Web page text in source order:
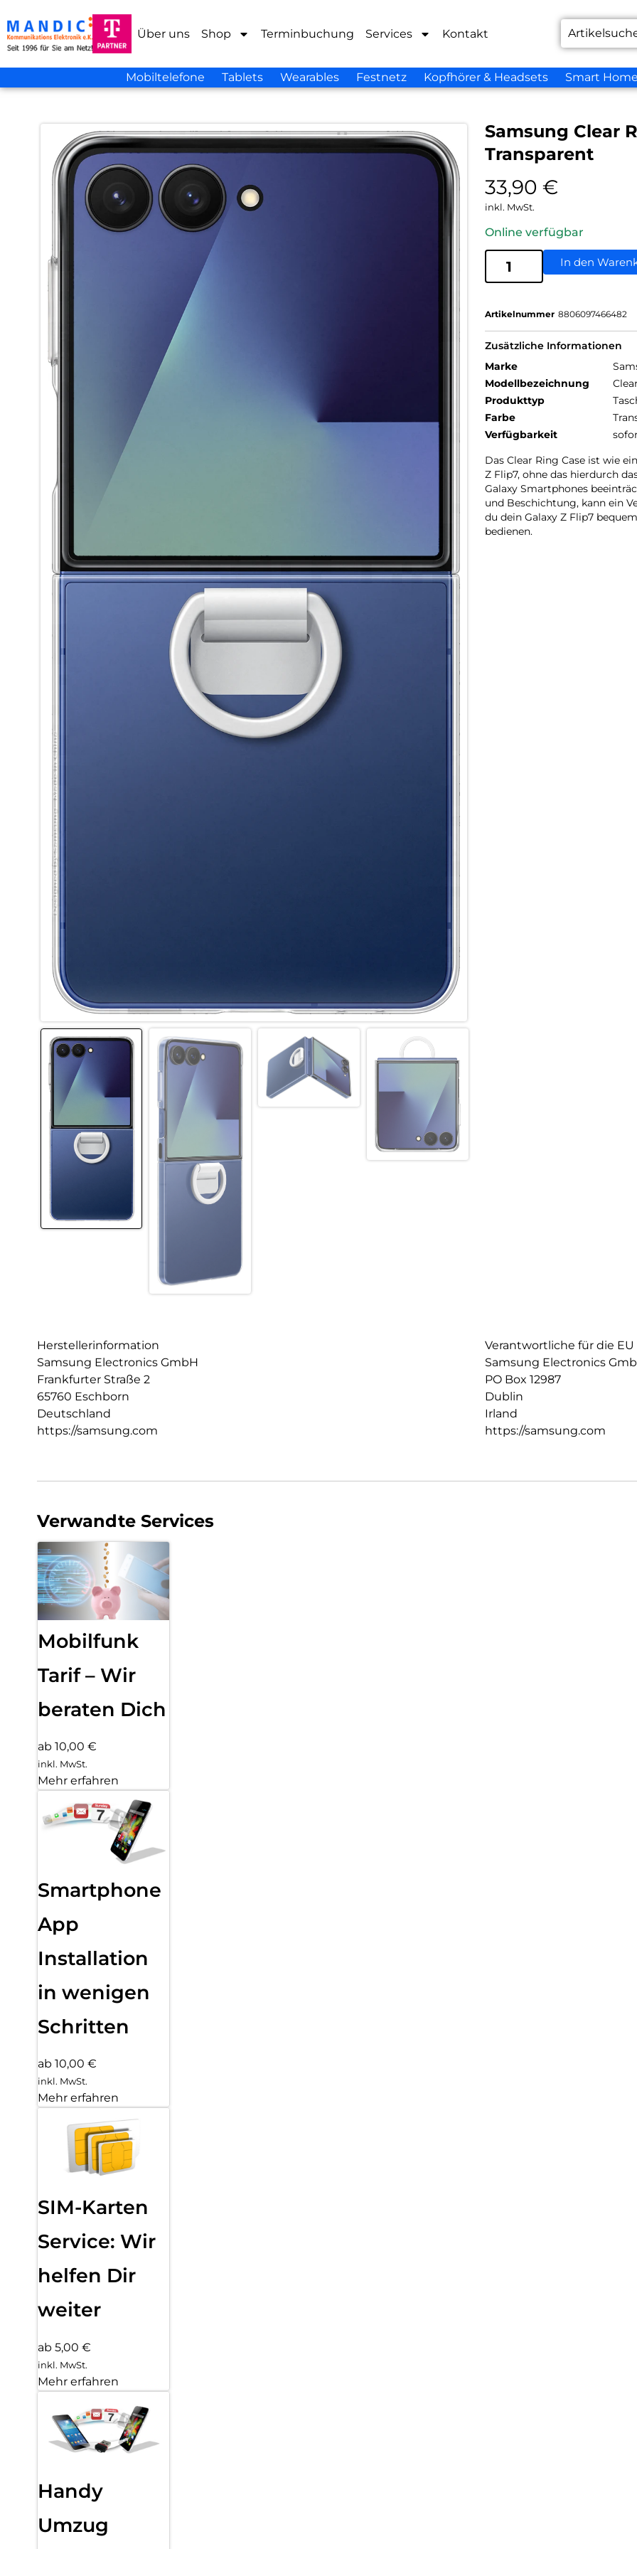
Über uns Shop Terminbuchung Services Kontakt
Mobiltelefone Tablets Wearables Festnetz Kopfhörer & Headsets Smart
Samsung Clear
Transparent
33,90 €
inkl. MwSt.
Online verfügbar
In den
Artikelnummer 8806097466482
Zusätzliche Informationen
Marke
Modellbezeichnung
Produkttyp
Farbe
Verfügbarkeit
Das Clear Ring Case ist wie
Z Flip7, ohne das hierdurch
Galaxy Smartphones
und Beschichtung, kann ein
du dein Galaxy Z Flip7
bedienen.
Herstellerinformation
Samsung Electronics GmbH
Frankfurter Straße 2
65760 Eschborn
Deutschland
https://samsung.com
Verantwortliche für die EU
Samsung Electronics
PO Box 12987
Dublin
Irland
https://samsung.com
Verwandte Services
Mobilfunk
Tarif – Wir
beraten Dich
ab 10,00 €
inkl. MwSt.
Mehr erfahren
Smartphone
App
Installation
in wenigen
Schritten
ab 10,00 €
inkl. MwSt.
Mehr erfahren
SIM-Karten
Service: Wir
helfen Dir
weiter
ab 5,00 €
inkl. MwSt.
Mehr erfahren
Handy
Umzug